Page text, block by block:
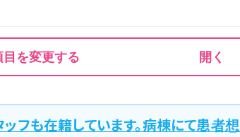
目を変更する
フも在籍しています。病棟にて患者